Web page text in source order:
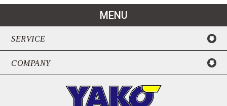
MENU
SERVICE
COMPANY